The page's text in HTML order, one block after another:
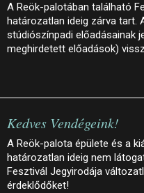
A Reök-palotában található
határozatlan ideig zárva tart.
stúdiószínpadi előadásainak
meghirdetett előadások)
Kedves Vendégeink!
A Reök-palota épülete és a
határozatlan ideig nem
Fesztivál Jegyirodája
érdeklődőket!